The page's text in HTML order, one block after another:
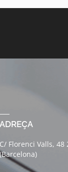
Florenci Valls, 48